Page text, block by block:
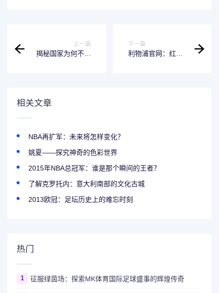
上一篇
揭秘国家为何不抓
下一篇
利物浦官网：红军
相关文章
NBA再扩军：未来将怎样变化？
姚夏——探究神奇的色彩世界
2015年NBA总冠军：谁是那个瞬间的王者？
了解克罗托内：意大利南部的文化古城
2013欧冠：足坛历史上的难忘时刻
热门
1 征服绿茵场：探索MK体育国际足球盛事的辉煌传奇